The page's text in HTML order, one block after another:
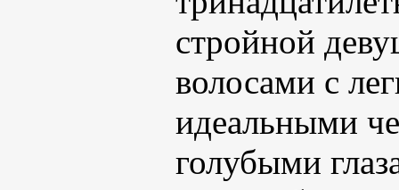
стройной
волосами с
идеальными
голубыми